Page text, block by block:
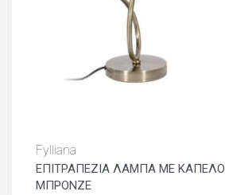
Fylliana
ΕΠΙΤΡΑΠΕΖΙΑ ΛΑΜΠΑ ΜΕ ΚΑΠΕΛΟ
ΜΠΡΟΝΖΕ